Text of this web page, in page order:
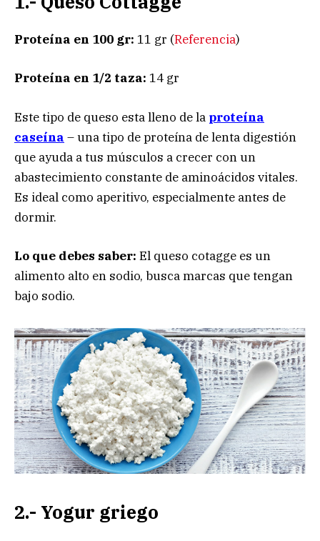
Proteína en 100 gr: 11 gr (Referencia)
Proteína en 1/2 taza: 14 gr
Este tipo de queso esta lleno de la proteína
caseína – una tipo de proteína de lenta digestión
que ayuda a tus músculos a crecer con un
abastecimiento constante de aminoácidos vitales.
Es ideal como aperitivo, especialmente antes de
dormir.
Lo que debes saber: El queso cotagge es un
alimento alto en sodio, busca marcas que tengan
bajo sodio.
2.- Yogur griego